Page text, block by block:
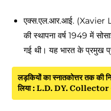
एक्स.एल.आर.आई.
की स्थापना वर्ष 1949 में
गई थी। यह भारत के प्रमुख
लड़कियों का स्नातकोत्तर तक की
लिया : L.D. DY. Collector